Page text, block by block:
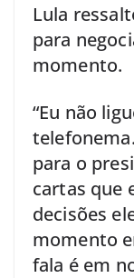
Lula
para
momento.
“Eu não
para o
cartas que
decisões
momento
fala é em